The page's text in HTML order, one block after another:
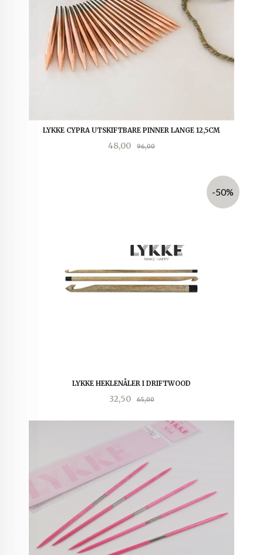
LYKKE CYPRA UTSKIFTBARE PINNER LANGE 12,5CM
Tilbud
48,00 96,00Rabatt
LYKKE HEKLENÅLER I DRIFTWOOD
Tilbud
32,50 65,00Rabatt
-50%